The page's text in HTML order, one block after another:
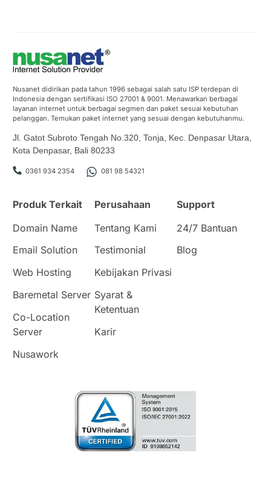
Nusanet didirikan pada tahun 1996 sebagai salah satu ISP terdepan di
Indonesia dengan sertifikasi ISO 27001 & 9001. Menawarkan berbagai
layanan internet untuk berbagai segmen dan paket sesuai kebutuhan
pelanggan. Temukan paket internet yang sesuai dengan kebutuhanmu.
Jl. Gatot Subroto Tengah No.320, Tonja, Kec. Denpasar Utara,
Kota Denpasar, Bali 80233
0361 934 2354 081 98 54321
Produk Terkait
Domain Name
Email Solution
Web Hosting
Baremetal Server
Co-Location
Server
Nusawork
Perusahaan
Tentang Kami
Testimonial
Kebijakan Privasi
Syarat &
Ketentuan
Karir
Support
24/7 Bantuan
Blog